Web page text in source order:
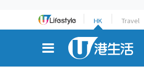
HK Travel